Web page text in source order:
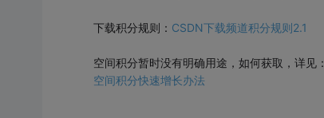
下载积分规则： CSDN下载频道积分规则2.1
空间积分暂时没有明确用途，如何获取，详见：
空间积分快速增长办法